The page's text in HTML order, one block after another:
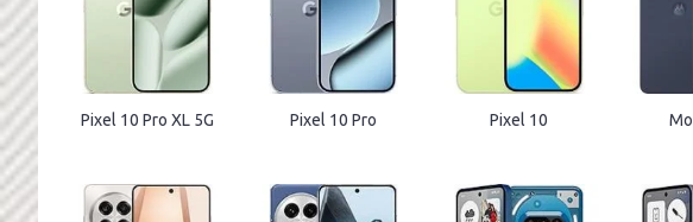
Pixel 10 Pro XL 5G Pixel 10 Pro Pixel 10